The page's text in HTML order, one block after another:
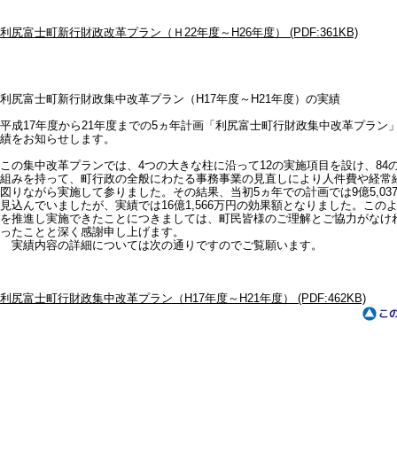
利尻富士町新行財政改革プラン（Ｈ22年度～H26年度） (PDF:361KB)
利尻富士町新行財政集中改革プラン（H17年度～H21年度）の実績
平成17年度から21年度までの5ヵ年計画「利尻富士町行財政集中改革プラン
績をお知らせします。
この集中改革プランでは、4つの大きな柱に沿って12の実施項目を設け、84
組みを持って、町行政の全般にわたる事務事業の見直しにより人件費や経常
図りながら実施して参りました。その結果、当初5ヵ年での計画では9億
見込んでいましたが、実績では16億1,566万円の効果額となりました。この
を推進し実施できたことにつきましては、町民皆様のご理解とご協力がなけ
ったことと深く感謝申し上げます。
実績内容の詳細については次の通りですのでご覧願います。
利尻富士町行財政集中改革プラン（H17年度～H21年度） (PDF:462KB)